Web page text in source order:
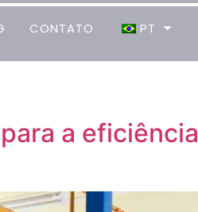
CONTATO PT
a eficiência